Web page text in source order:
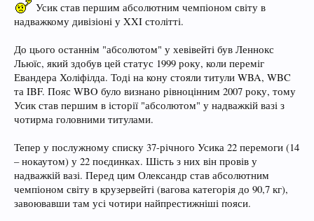
Усик став першим абсолютним чемпіоном світу в
надважкому дивізіоні у XXI столітті.
До цього останнім "абсолютом" у хевівейті був Леннокс
Льюїс, який здобув цей статус 1999 року, коли переміг
Евандера Холіфілда. Тоді на кону стояли титули WBA, WBC
та IBF. Пояс WBO було визнано рівноцінним 2007 року, тому
Усик став першим в історії "абсолютом" у надважкій вазі з
чотирма головними титулами.
Тепер у послужному списку 37-річного Усика 22 перемоги (14
– нокаутом) у 22 поєдинках. Шість з них він провів у
надважкій вазі. Перед цим Олександр став абсолютним
чемпіоном світу в крузервейті (вагова категорія до 90,7 кг),
завоювавши там усі чотири найпрестижніші пояси.